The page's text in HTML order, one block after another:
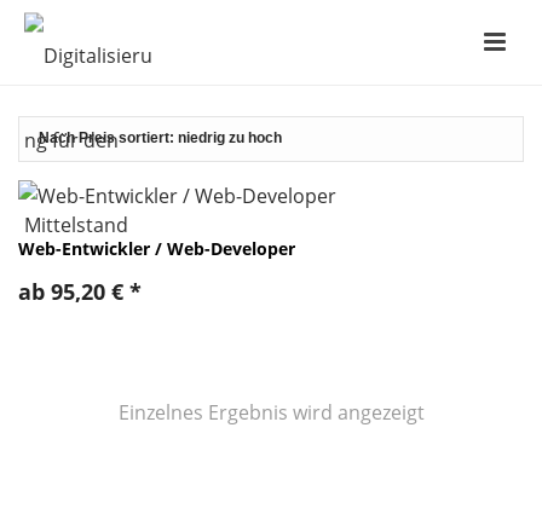
Web-Entwickler / Web-Developer
ab 95,20 € *
Einzelnes Ergebnis wird angezeigt